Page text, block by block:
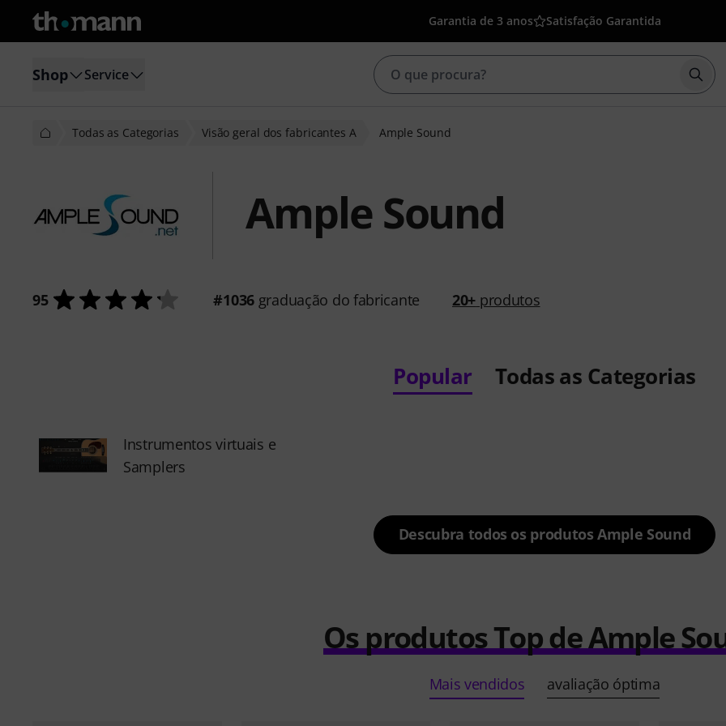
Garantia de 3 anos Satisfação Garantida
Shop Service
Todas as Categorias Visão geral dos fabricantes A Ample Sound
Ample Sound
95 #1036graduação do fabricante 20+ produtos
Popular Todas as Categorias
Instrumentos virtuais e
Samplers
Descubra todos os produtos Ample Sound
Os produtos Top de Ample
Mais vendidos avaliação óptima